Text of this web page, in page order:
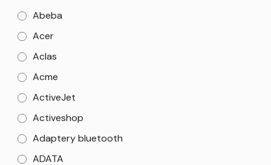
Abeba
Acer
Aclas
Acme
ActiveJet
Activeshop
Adaptery bluetooth
ADATA